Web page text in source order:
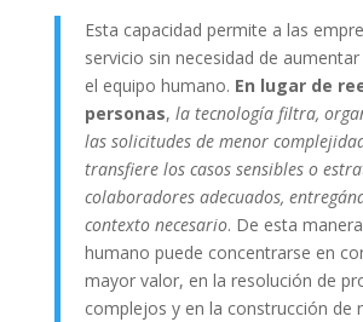
Esta capacidad permite a las
servicio sin necesidad de
el equipo humano. En lugar de
personas, la tecnología filtra,
las solicitudes de menor
transfiere los casos sensibles o
colaboradores adecuados,
contexto necesario. De esta
humano puede concentrarse en
mayor valor, en la resolución de
complejos y en la construcción de